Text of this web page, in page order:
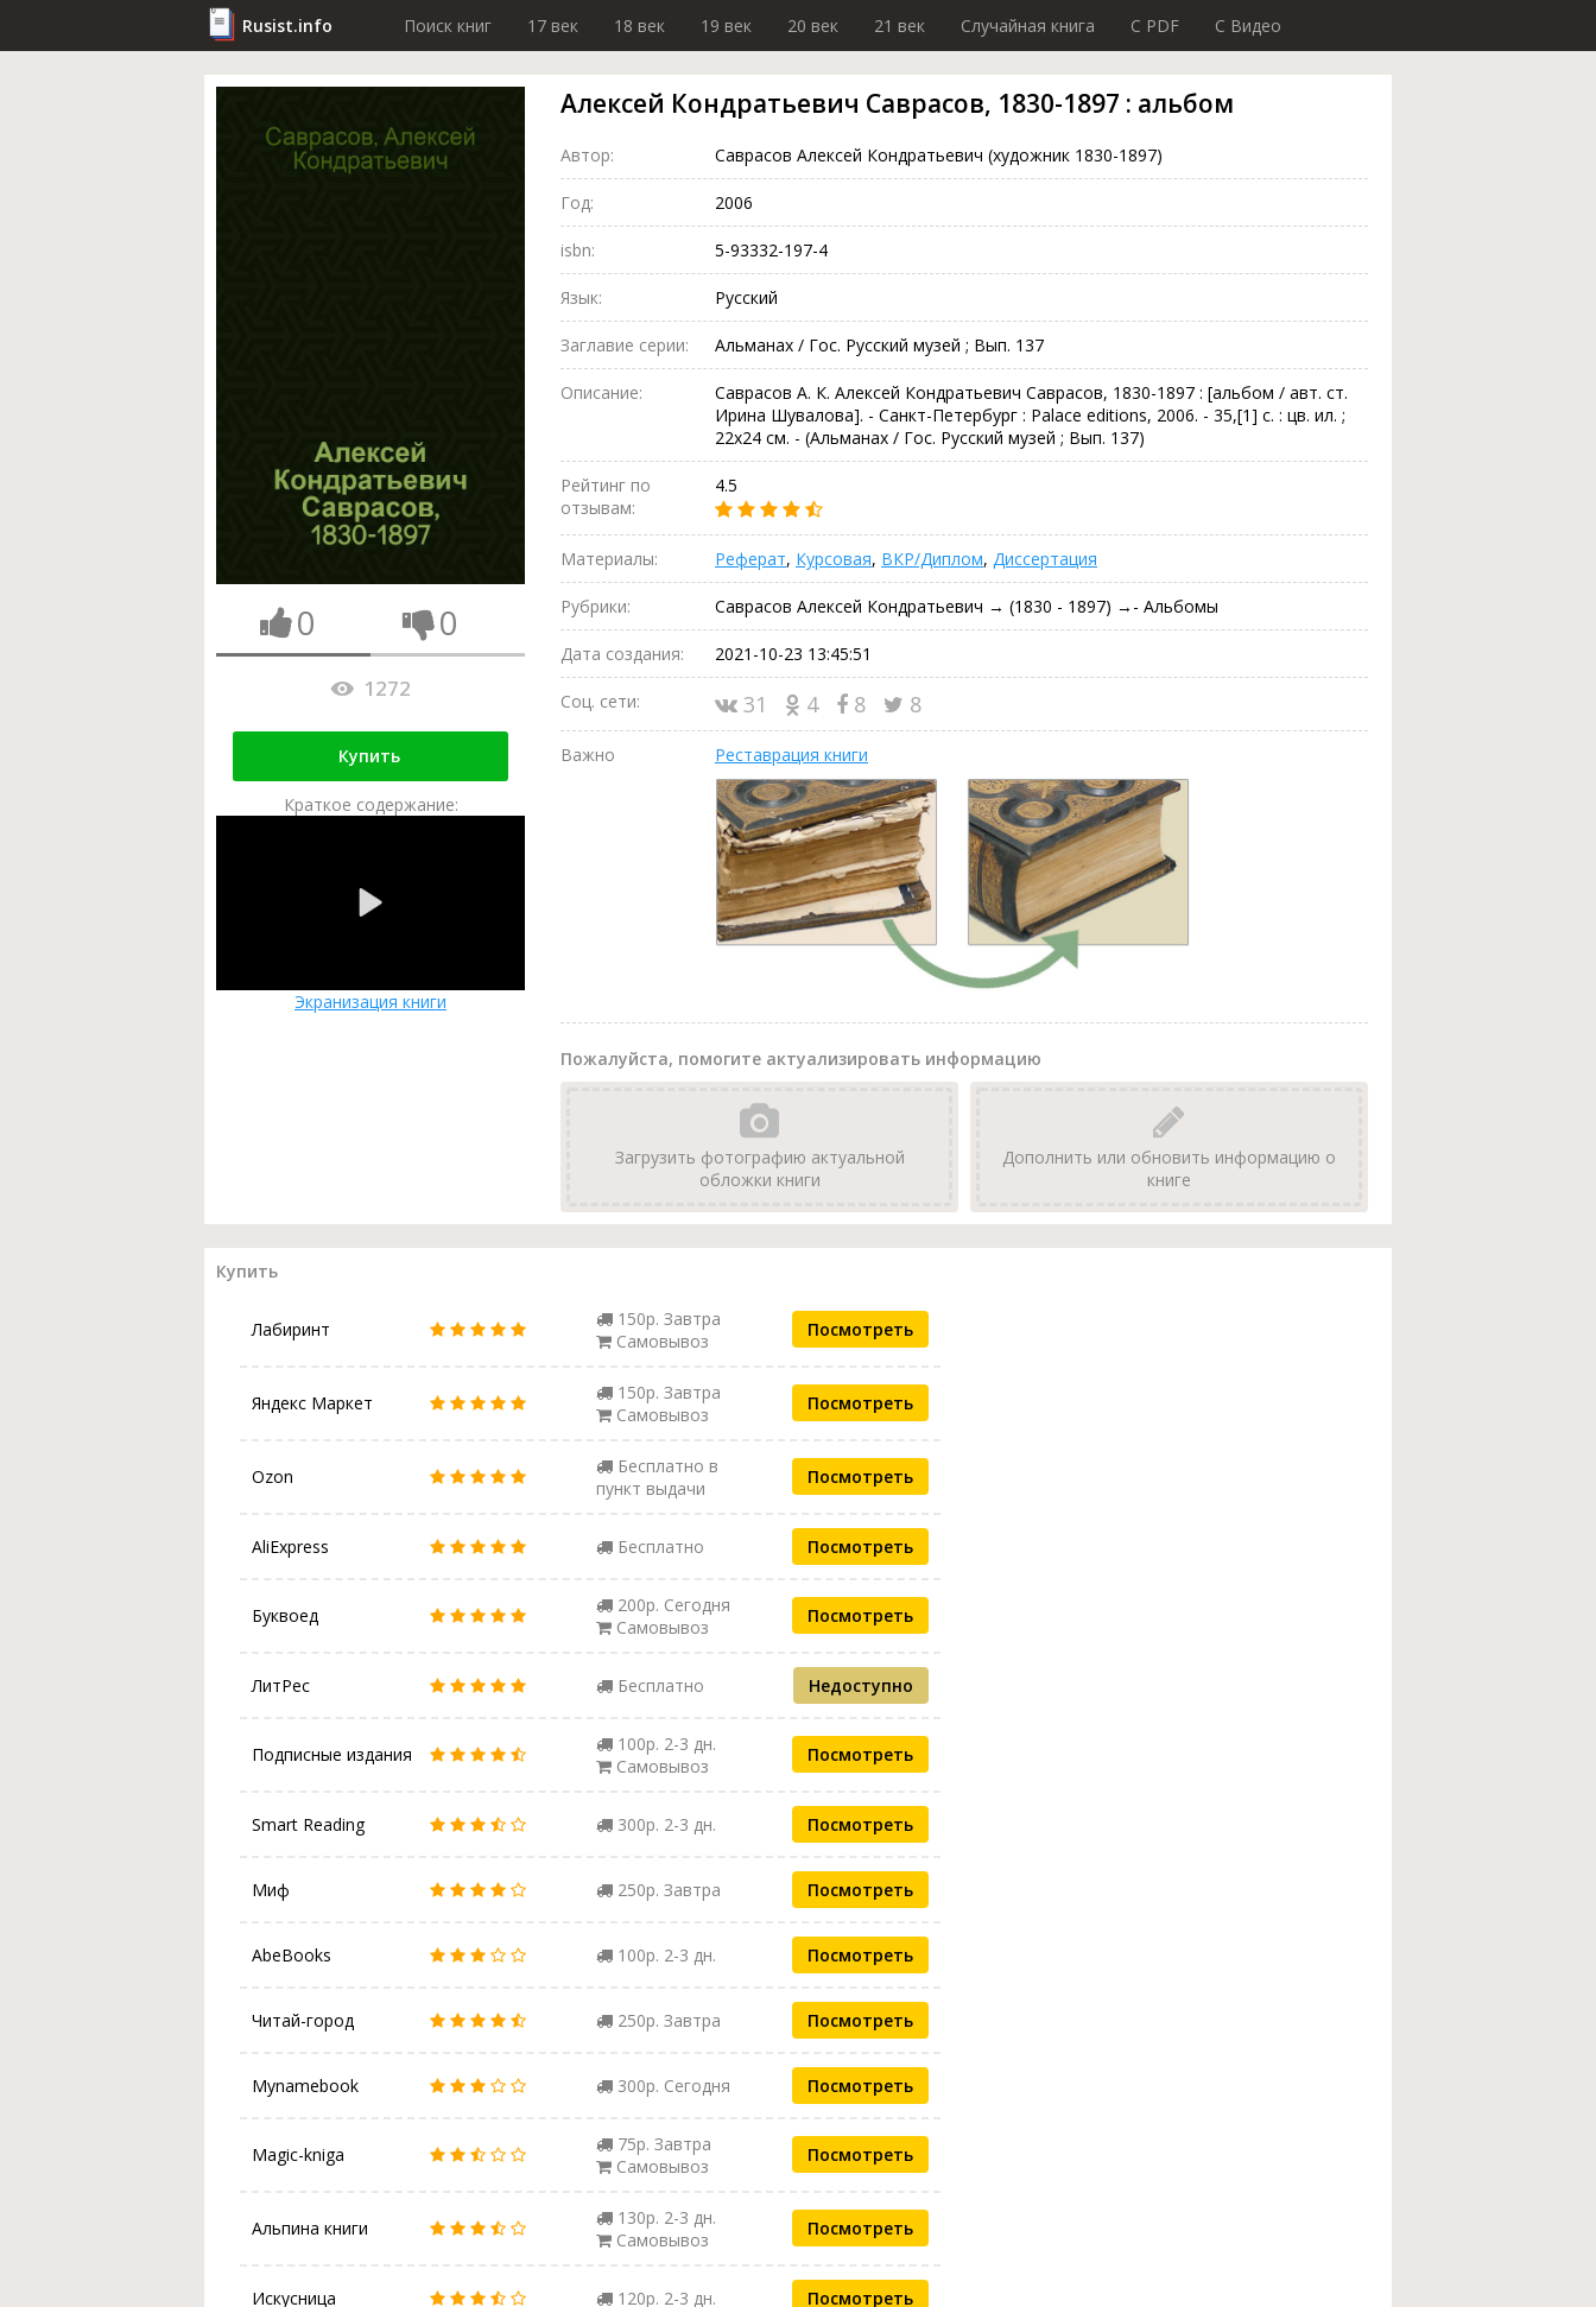
Rusist.info Поиск книг 17 век 18 век 19 век 20 век 21 век Случайная книга C PDF C Видео
0 0
1272
Купить
Краткое содержание:
Экранизация книги
Алексей Кондратьевич Саврасов, 1830-1897 : альбом
Автор: Саврасов Алексей Кондратьевич (художник 1830-1897)
Год: 2006
isbn: 5-93332-197-4
Язык: Русский
Заглавие серии: Альманах / Гос. Русский музей ; Вып. 137
Описание:
Саврасов А. К. Алексей Кондратьевич Саврасов, 1830-1897 : [альбом / авт. ст.
Ирина Шувалова]. - Санкт-Петербург : Palace editions, 2006. - 35,[1] с. : цв. ил. ;
22х24 см. - (Альманах / Гос. Русский музей ; Вып. 137)
Рейтинг по
отзывам:
4.5
Материалы: Реферат, Курсовая, ВКР/Диплом, Диссертация
Рубрики: Саврасов Алексей Кондратьевич → (1830 - 1897) →- Альбомы
Дата создания: 2021-10-23 13:45:51
Соц. сети: 31 4 8 8
Важно Реставрация книги
Пожалуйста, помогите актуализировать информацию
Загрузить фотографию актуальной
обложки книги
Дополнить или обновить информацию о
книге
Купить
Лабиринт
150р. Завтра
Самовывоз
Посмотреть
Яндекс Маркет
150р. Завтра
Самовывоз
Посмотреть
Ozon
Бесплатно в
пункт выдачи
Посмотреть
AliExpress Бесплатно Посмотреть
Буквоед
200р. Сегодня
Самовывоз
Посмотреть
ЛитРес Бесплатно Недоступно
Подписные издания
100р. 2-3 дн.
Самовывоз
Посмотреть
Smart Reading 300р. 2-3 дн. Посмотреть
Миф 250р. Завтра Посмотреть
AbeBooks 100р. 2-3 дн. Посмотреть
Читай-город 250р. Завтра Посмотреть
Mynamebook 300р. Сегодня Посмотреть
Magic-kniga
75р. Завтра
Самовывоз
Посмотреть
Альпина книги
130р. 2-3 дн.
Самовывоз
Посмотреть
Искусница 120р. 2-3 дн. Посмотреть